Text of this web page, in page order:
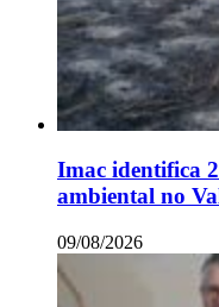
Imac identifica
ambiental no
09/08/2026